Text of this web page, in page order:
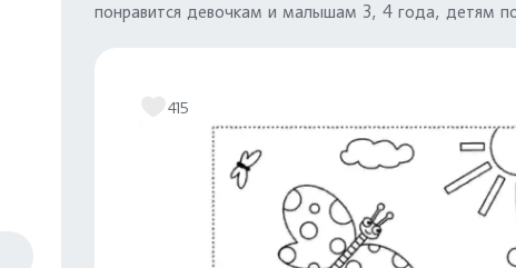
понравится девочкам и малышам 3, 4 года, детям
415